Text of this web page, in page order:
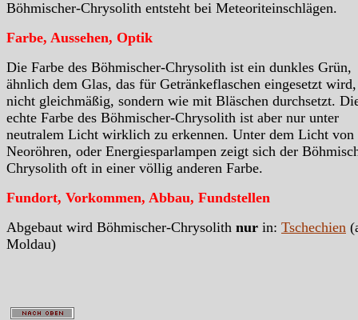
Böhmischer-Chrysolith entsteht bei Meteoriteinschlägen.
Farbe, Aussehen, Optik
Die Farbe des Böhmischer-Chrysolith ist ein dunkles Grün,
ähnlich dem Glas, das für Getränkeflaschen eingesetzt
nicht gleichmäßig, sondern wie mit Bläschen durchsetzt.
echte Farbe des Böhmischer-Chrysolith ist aber nur unter
neutralem Licht wirklich zu erkennen. Unter dem Licht von
Neoröhren, oder Energiesparlampen zeigt sich der
Chrysolith oft in einer völlig anderen Farbe.
Fundort, Vorkommen, Abbau, Fundstellen
Abgebaut wird Böhmischer-Chrysolith nur in: Tschechien
Moldau)